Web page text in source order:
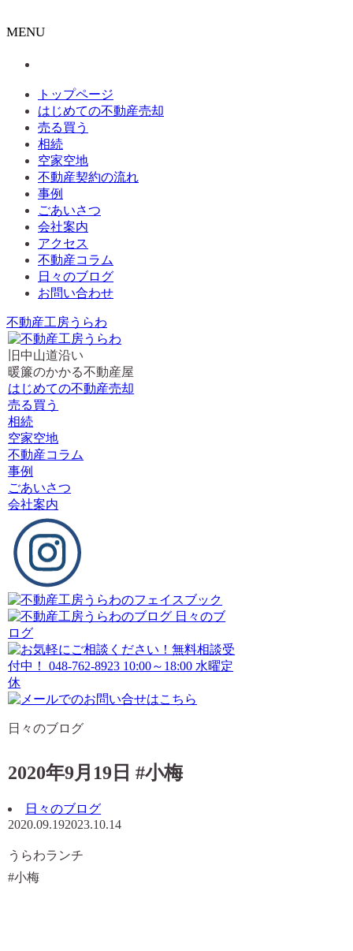
MENU
トップページ
はじめての不動産売却
売る買う
相続
空家空地
不動産契約の流れ
事例
ごあいさつ
会社案内
アクセス
不動産コラム
日々のブログ
お問い合わせ
不動産工房うらわ
旧中山道沿い
暖簾のかかる不動産屋
はじめての不動産売却
売る買う
相続
空家空地
不動産コラム
事例
ごあいさつ
会社案内
日々のブログ
2020年9月19日 #小梅
日々のブログ
2020.09.192023.10.14
うらわランチ
#小梅